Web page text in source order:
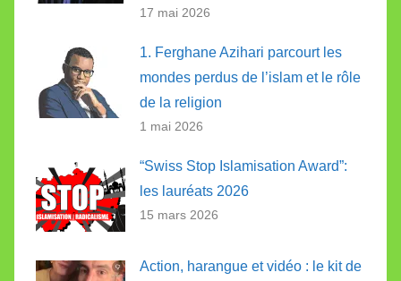
17 mai 2026
1. Ferghane Azihari parcourt les
mondes perdus de l’islam et le rôle
de la religion
1 mai 2026
“Swiss Stop Islamisation Award”:
les lauréats 2026
15 mars 2026
Action, harangue et vidéo : le kit de